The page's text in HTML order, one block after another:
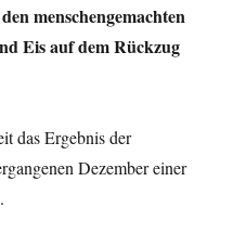
menschengemachten
Eis auf dem Rückzug
das Ergebnis der
Dezember einer